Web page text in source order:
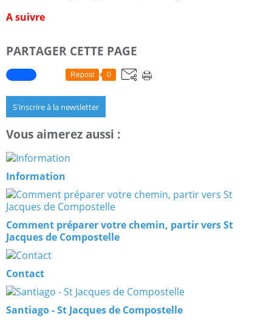
A suivre
PARTAGER CETTE PAGE
Repost 0
S'inscrire à la newsletter
Vous aimerez aussi :
Information
Comment préparer votre chemin, partir vers St
Jacques de Compostelle
Contact
Santiago - St Jacques de Compostelle